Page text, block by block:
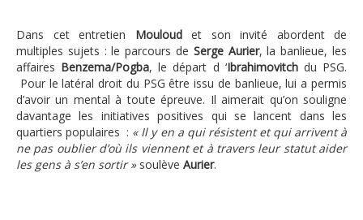
Dans cet entretien Mouloudet son invité abordent de
multiples sujets : le parcours de Serge Aurier, la banlieue, les
affaires Benzema/Pogba, le départ d ‘Ibrahimovitchdu PSG.
Pour le latéral droit du PSG être issu de banlieue, lui a permis
d’avoir un mental à toute épreuve. Il aimerait qu’on souligne
davantage les initiatives positives qui se lancent dans les
quartiers populaires : « Il y en a qui résistent et qui arrivent à
ne pas oublier d’où ils viennent et à travers leur statut aider
les gens à s’en sortir »soulève Aurier.